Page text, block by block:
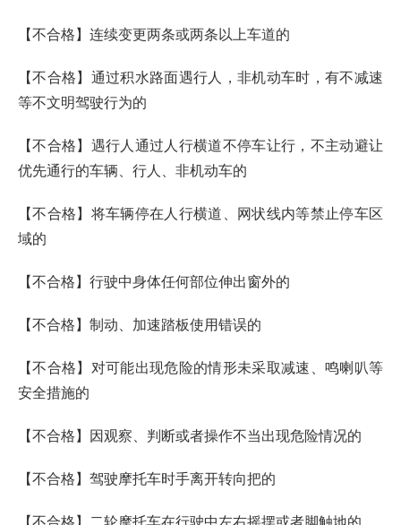
【不合格】连续变更两条或两条以上车道的
【不合格】通过积水路面遇行人，非机动车时，有不减速
等不文明驾驶行为的
【不合格】遇行人通过人行横道不停车让行，不主动避让
优先通行的车辆、行人、非机动车的
【不合格】将车辆停在人行横道、网状线内等禁止停车区
域的
【不合格】行驶中身体任何部位伸出窗外的
【不合格】制动、加速踏板使用错误的
【不合格】对可能出现危险的情形未采取减速、鸣喇叭等
安全措施的
【不合格】因观察、判断或者操作不当出现危险情况的
【不合格】驾驶摩托车时手离开转向把的
【不合格】二轮摩托车在行驶中左右摇摆或者脚触地的